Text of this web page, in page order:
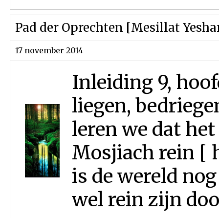
Pad der Oprechten [Mesillat
17 november 2014
Inleiding 9,
liegen,
leren we dat
Mosjiach rein [
is de wereld
wel rein zijn